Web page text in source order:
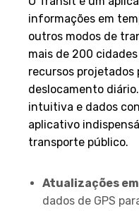
informações em
outros modos de
mais de 200
recursos projetados
deslocamento
intuitiva e dados
aplicativo
transporte público.
Atualizações em
dados de GPS